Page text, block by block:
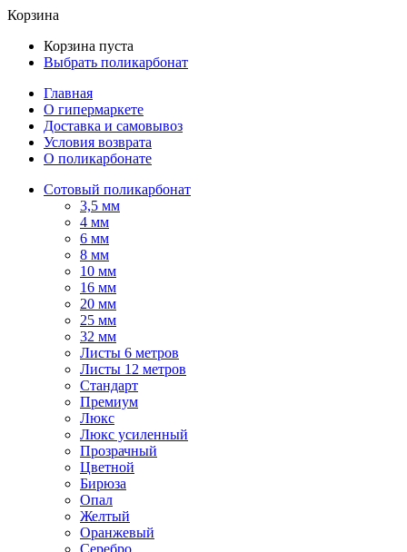
Корзина
Корзина пуста
Выбрать поликарбонат
Главная
О гипермаркете
Доставка и самовывоз
Условия возврата
О поликарбонате
Сотовый поликарбонат
3,5 мм
4 мм
6 мм
8 мм
10 мм
16 мм
20 мм
25 мм
32 мм
Листы 6 метров
Листы 12 метров
Стандарт
Премиум
Люкс
Люкс усиленный
Прозрачный
Цветной
Бирюза
Опал
Желтый
Оранжевый
Серебро